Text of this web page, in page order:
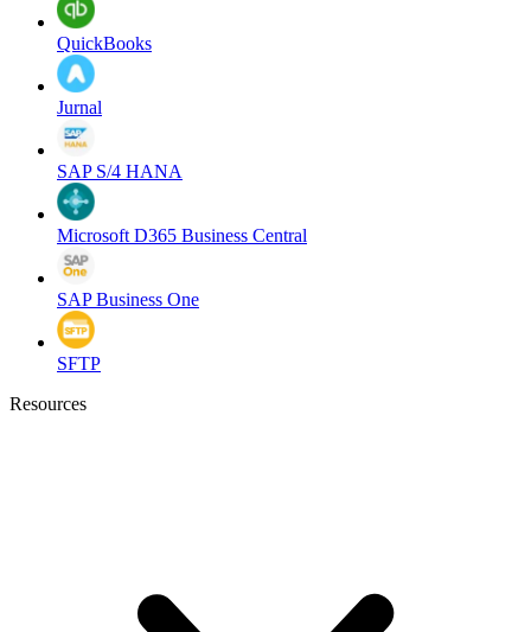
QuickBooks
Jurnal
SAP S/4 HANA
Microsoft D365 Business Central
SAP Business One
SFTP
Resources